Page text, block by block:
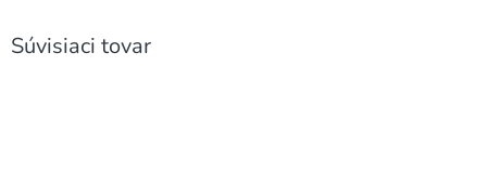
Súvisiaci tovar